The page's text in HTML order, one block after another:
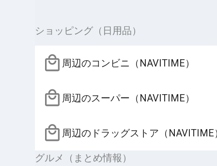
ショッピング（日用品）
周辺のコンビニ（NAVITIME）
周辺のスーパー（NAVITIME）
周辺のドラッグストア（NAVITIME
グルメ（まとめ情報）